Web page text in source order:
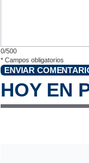
0/500
* Campos obligatorios
ENVIAR
HOY EN